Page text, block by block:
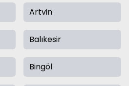
Artvin
Balıkesir
Bingöl